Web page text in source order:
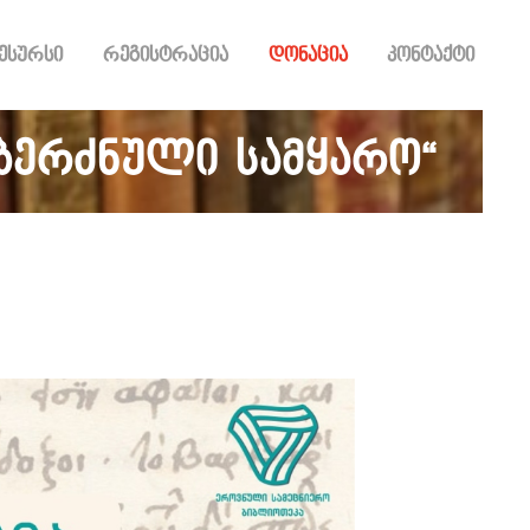
რეგისტრაცია დონაცია კონტაქტი
სამყარო“